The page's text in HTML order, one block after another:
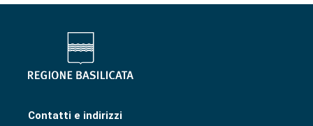
Contatti e indirizzi